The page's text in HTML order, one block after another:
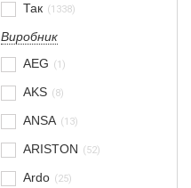
Так
1338
Виробник
AEG
1
AKS 8
ANSA 13
ARISTON 52
Ardo 25